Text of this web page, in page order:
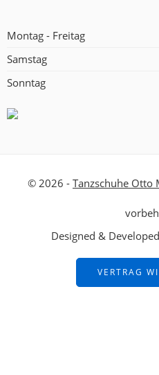
Montag - Freitag
Samstag
Sonntag
© 2026 - Tanzschuhe Otto
Designed &
VERTRAG